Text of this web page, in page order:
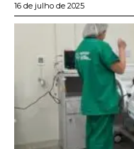
16 de julho de 2025